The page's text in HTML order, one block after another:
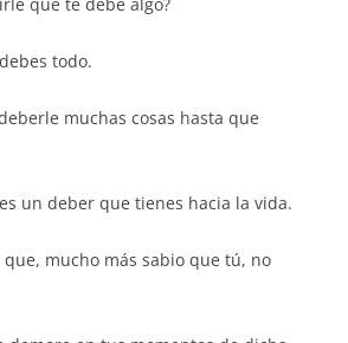
todo.
muchas cosas hasta que
un deber que tienes hacia la vida.
mucho más sabio que tú, no